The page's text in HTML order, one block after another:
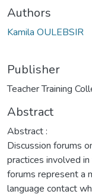
Authors
Kamila OULEBSIR
Publisher
Teacher Training
Abstract
Abstract :
Discussion forums
practices involved
forums represent a
language contact